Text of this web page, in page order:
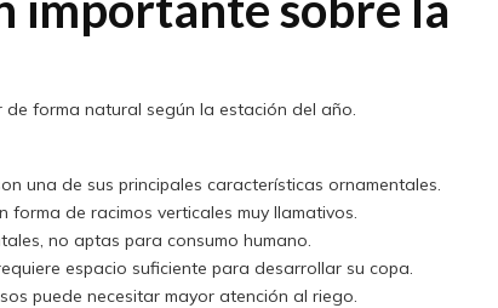
forma natural según la estación del año.
una de sus principales características ornamentales.
forma de racimos verticales muy llamativos.
no aptas para consumo humano.
espacio suficiente para desarrollar su copa.
puede necesitar mayor atención al riego.